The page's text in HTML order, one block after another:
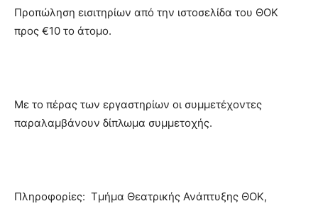
Προπώληση εισιτηρίων από την ιστοσελίδα του ΘΟΚ
προς €10 το άτομο.
Με το πέρας των εργαστηρίων οι συμμετέχοντες
παραλαμβάνουν δίπλωμα συμμετοχής.
Πληροφορίες: Τμήμα Θεατρικής Ανάπτυξης ΘΟΚ,